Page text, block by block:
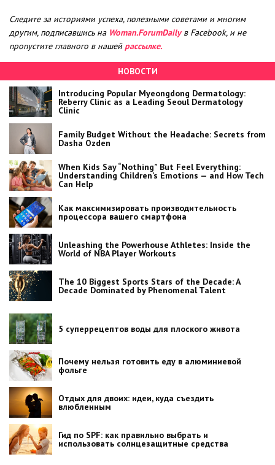
Следите за историями успеха, полезными советами и многим
другим, подписавшись на Woman.ForumDailyв Facebook, и не
пропустите главного в нашей рассылке.
НОВОСТИ
Introducing Popular Myeongdong Dermatology:
Reberry Clinic as a Leading Seoul Dermatology
Clinic
Family Budget Without the Headache: Secrets from
Dasha Ozden
When Kids Say “Nothing” But Feel Everything:
Understanding Children’s Emotions — and How Tech
Can Help
Как максимизировать производительность
процессора вашего смартфона
Unleashing the Powerhouse Athletes: Inside the
World of NBA Player Workouts
The 10 Biggest Sports Stars of the Decade: A
Decade Dominated by Phenomenal Talent
5 суперрецептов воды для плоского живота
Почему нельзя готовить еду в алюминиевой
фольге
Отдых для двоих: идеи, куда съездить
влюбленным
Гид по SPF: как правильно выбрать и
использовать солнцезащитные средства